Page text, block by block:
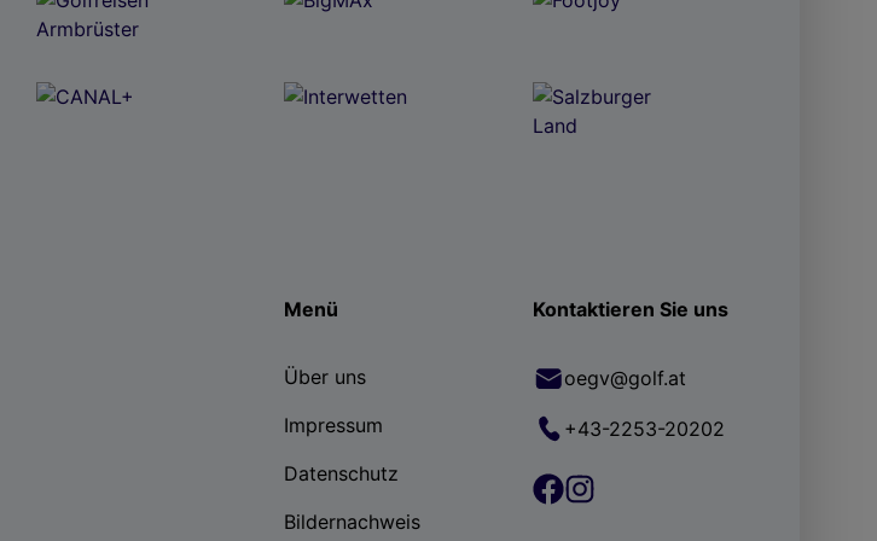
Menü
Über uns
Impressum
Datenschutz
Bildernachweis
Kontaktieren Sie uns
oegv@golf.at
+43-2253-20202